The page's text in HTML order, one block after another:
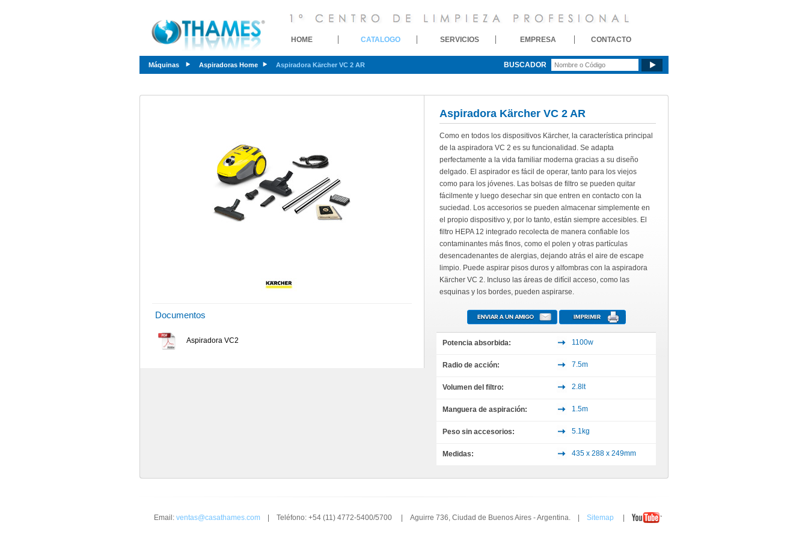
HOME CATALOGO SERVICIOS EMPRESA CONTACTO
Máquinas Aspiradoras Home Aspiradora Kärcher VC 2 AR BUSCADOR
Documentos
Aspiradora VC2
Aspiradora Kärcher VC 2 AR
Como en todos los dispositivos Kärcher, la característica principal
de la aspiradora VC 2 es su funcionalidad. Se adapta
perfectamente a la vida familiar moderna gracias a su diseño
delgado. El aspirador es fácil de operar, tanto para los viejos
como para los jóvenes. Las bolsas de filtro se pueden quitar
fácilmente y luego desechar sin que entren en contacto con la
suciedad. Los accesorios se pueden almacenar simplemente en
el propio dispositivo y, por lo tanto, están siempre accesibles. El
filtro HEPA 12 integrado recolecta de manera confiable los
contaminantes más finos, como el polen y otras partículas
desencadenantes de alergias, dejando atrás el aire de escape
limpio. Puede aspirar pisos duros y alfombras con la aspiradora
Kärcher VC 2. Incluso las áreas de difícil acceso, como las
esquinas y los bordes, pueden aspirarse.
Potencia absorbida: 1100w
Radio de acción: 7.5m
Volumen del filtro: 2.8lt
Manguera de aspiración: 1.5m
Peso sin accesorios: 5.1kg
Medidas: 435 x 288 x 249mm
Email: ventas@casathames.com| Teléfono: +54 (11) 4772-5400/5700 | Aguirre 736, Ciudad de Buenos Aires - Argentina. | Sitemap